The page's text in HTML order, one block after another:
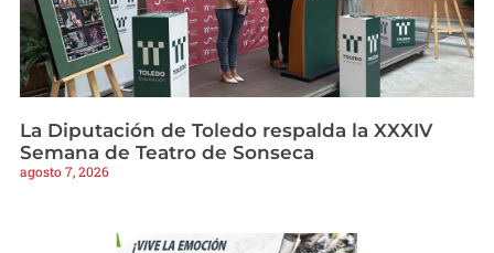
La Diputación de Toledo respalda la XXXIV
Semana de Teatro de Sonseca
agosto 7, 2026